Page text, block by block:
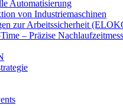
Automatisierung
von Industriemaschinen
zur Arbeitssicherheit
– Präzise